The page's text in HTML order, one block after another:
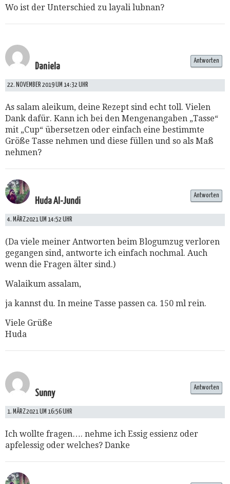
Wo ist der Unterschied zu layali lubnan?
Daniela
22. NOVEMBER 2019 UM 14:32 UHR
As salam aleikum, deine Rezept sind echt toll. Vielen
Dank dafür. Kann ich bei den Mengenangaben „Tasse“
mit „Cup“ übersetzen oder einfach eine bestimmte
Größe Tasse nehmen und diese füllen und so als Maß
nehmen?
Antworten
Huda Al-Jundi
4. MÄRZ 2021 UM 14:52 UHR
(Da viele meiner Antworten beim Blogumzug verloren
gegangen sind, antworte ich einfach nochmal. Auch
wenn die Fragen älter sind.)
Walaikum assalam,
ja kannst du. In meine Tasse passen ca. 150 ml rein.
Viele Grüße
Huda
Antworten
Sunny
1. MÄRZ 2021 UM 16:56 UHR
Ich wollte fragen…. nehme ich Essig essienz oder
apfelessig oder welches? Danke
Antworten